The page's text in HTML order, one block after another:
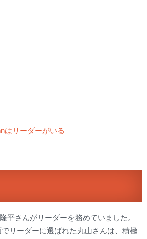
はリーダーがいる
平さんがリーダーを務めていました。
リーダーに選ばれた丸山さんは、積極